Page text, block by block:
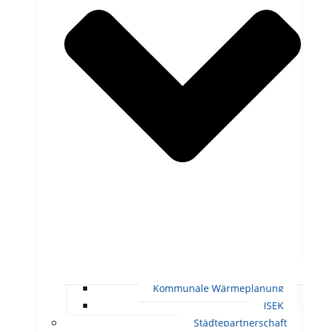
Kommunale Wärmeplanung
ISEK
Städtepartnerschaft